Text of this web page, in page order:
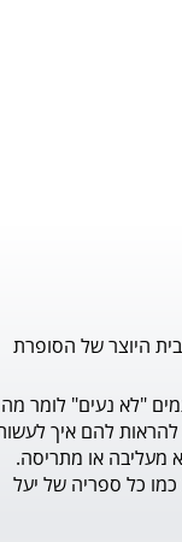
היוצר של הסופרת